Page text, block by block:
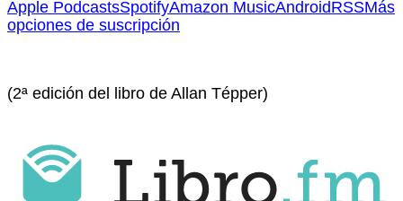
Apple PodcastsSpotifyAmazon MusicAndroidRSSMás
opciones de suscripción
(2ª edición del libro de Allan Tépper)